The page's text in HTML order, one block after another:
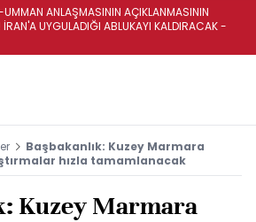
ANLAŞMASININ AÇIKLANMASININ
İRAN'A UYGULADIĞI ABLUKAYI KALDIRACAK -
Başbakanlık: Kuzey Marmara
hızla tamamlanacak
Kuzey Marmara